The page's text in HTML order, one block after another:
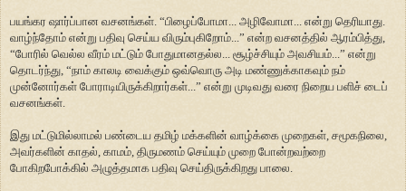
பயங்கர ஷார்ப்பான வசனங்கள். “பிழைப்போமா... அழிவோமா... என்று தெரியாது.
வாழ்ந்தோம் என்று பதிவு செய்ய விரும்புகிறோம்...” என்ற வசனத்தில் ஆரம்பித்து,
“போரில் வெல்ல வீரம் மட்டும் போதுமானதல்ல... சூழ்ச்சியும் அவசியம்...” என்று
தொடர்ந்து, “நாம் காலடி வைக்கும் ஒவ்வொரு அடி மண்ணுக்காகவும் நம்
முன்னோர்கள் போராடியிருக்கிறார்கள்...” என்று முடிவது வரை நிறைய பளிச் டைப்
வசனங்கள்.
இது மட்டுமில்லாமல் பண்டைய தமிழ் மக்களின் வாழ்க்கை முறைகள், சமூகநிலை,
அவர்களின் காதல், காமம், திருமணம் செய்யும் முறை போன்றவற்றை
போகிறபோக்கில் அழுத்தமாக பதிவு செய்திருக்கிறது பாலை.